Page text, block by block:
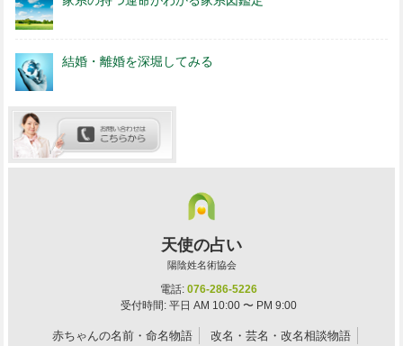
結婚・離婚を深堀してみる
天使の占い
陽陰姓名術協会
電話:076-286-5226
受付時間: 平日 AM 10:00 〜 PM 9:00
赤ちゃんの名前・命名物語 改名・芸名・改名相談物語